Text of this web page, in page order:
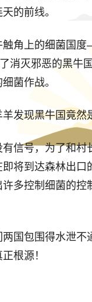
的前线。
上的细菌国度
灭邪恶的黑牛
菌作战。
现黑牛国竟然
号，为了和村
将到达森林出
多控制细菌的
包围得水泄不
根源！